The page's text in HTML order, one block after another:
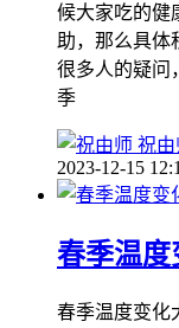
候大家吃的健
助，那么具体
很多人的疑问
季
祝由
2023-12-15
春季温度
春季温度变化